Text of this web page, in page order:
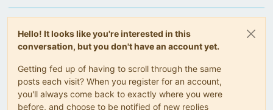
Hello! It looks like you're interested in this
conversation, but you don't have an account yet.
Getting fed up of having to scroll through the same
posts each visit? When you register for an account,
you'll always come back to exactly where you were
before, and choose to be notified of new replies